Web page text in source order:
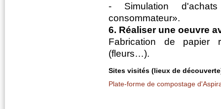
- Simulation
consommateur».
6. Réaliser une oeuvre
Fabrication de papier
(fleurs…).
Sites visités (lieux de
Plate-forme de compostage